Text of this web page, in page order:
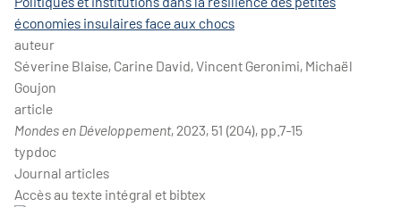
économies insulaires face aux chocs
auteur
Séverine Blaise, Carine David, Vincent Geronimi, Michaël
Goujon
article
Mondes en Développement, 2023, 51 (204), pp.7-15
typdoc
Journal articles
Accès au texte intégral et bibtex